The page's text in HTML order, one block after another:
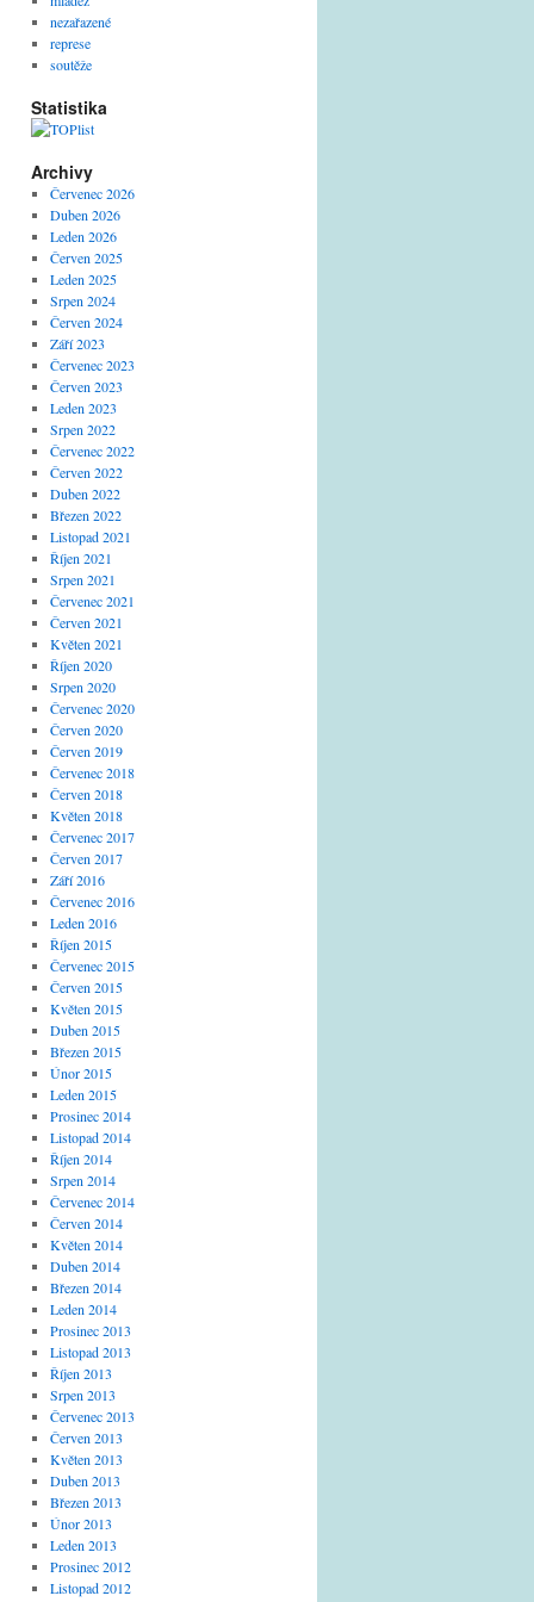
nezařazené
represe
soutěže
Statistika
Archivy
Červenec 2026
Duben 2026
Leden 2026
Červen 2025
Leden 2025
Srpen 2024
Červen 2024
Září 2023
Červenec 2023
Červen 2023
Leden 2023
Srpen 2022
Červenec 2022
Červen 2022
Duben 2022
Březen 2022
Listopad 2021
Říjen 2021
Srpen 2021
Červenec 2021
Červen 2021
Květen 2021
Říjen 2020
Srpen 2020
Červenec 2020
Červen 2020
Červen 2019
Červenec 2018
Červen 2018
Květen 2018
Červenec 2017
Červen 2017
Září 2016
Červenec 2016
Leden 2016
Říjen 2015
Červenec 2015
Červen 2015
Květen 2015
Duben 2015
Březen 2015
Únor 2015
Leden 2015
Prosinec 2014
Listopad 2014
Říjen 2014
Srpen 2014
Červenec 2014
Červen 2014
Květen 2014
Duben 2014
Březen 2014
Leden 2014
Prosinec 2013
Listopad 2013
Říjen 2013
Srpen 2013
Červenec 2013
Červen 2013
Květen 2013
Duben 2013
Březen 2013
Únor 2013
Leden 2013
Prosinec 2012
Listopad 2012